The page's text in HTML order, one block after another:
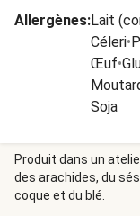
Allergènes:Lait
Céleri•
Œuf•
Soja
Produit dans un
des arachides, du
coque et du blé.